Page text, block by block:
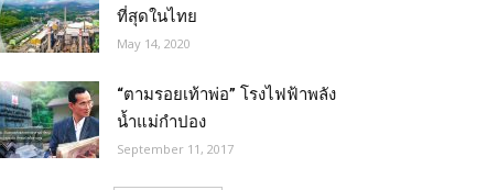
ที่สุดในไทย
May 14, 2020
“ตามรอยเท้าพ่อ” โรงไฟฟ้าพลัง
น้ำแม่กำปอง
September 11, 2017